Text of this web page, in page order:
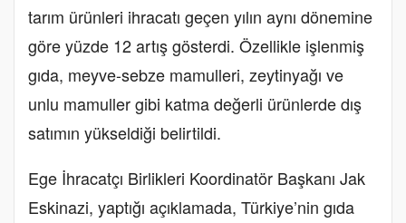
tarım ürünleri ihracatı geçen yılın aynı dönemine
göre yüzde 12 artış gösterdi. Özellikle işlenmiş
gıda, meyve-sebze mamulleri, zeytinyağı ve
unlu mamuller gibi katma değerli ürünlerde dış
satımın yükseldiği belirtildi.
Ege İhracatçı Birlikleri Koordinatör Başkanı Jak
Eskinazi, yaptığı açıklamada, Türkiye’nin gıda